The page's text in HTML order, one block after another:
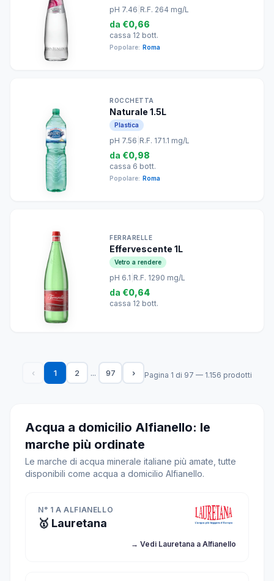
pH 7.46 R.F. 264 mg/L
da €0,66
cassa 12 bott.
Popolare: Roma
ROCCHETTA
Naturale 1.5L
Plastica
pH 7.56 R.F. 171.1 mg/L
da €0,98
cassa 6 bott.
Popolare: Roma
FERRARELLE
Effervescente 1L
Vetro a rendere
pH 6.1 R.F. 1290 mg/L
da €0,64
cassa 12 bott.
‹ 1 2 ... 97 › Pagina 1 di 97 — 1.156 prodotti
Acqua a domicilio Alfianello: le
marche più ordinate
Le marche di acqua minerale italiane più amate, tutte
disponibili come acqua a domicilio Alfianello.
N° 1 A ALFIANELLO
🥇 Lauretana
→ Vedi Lauretana a Alfianello